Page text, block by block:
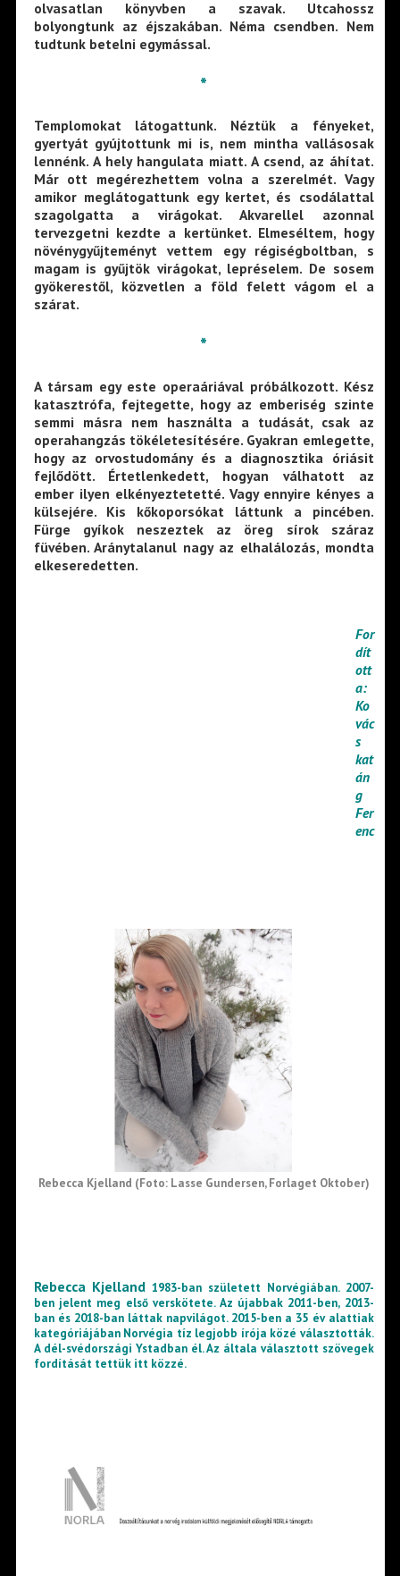
olvasatlan könyvben a szavak. Utcahossz
bolyongtunk az éjszakában. Néma csendben. Nem
tudtunk betelni egymással.
*
Templomokat látogattunk. Néztük a fényeket,
gyertyát gyújtottunk mi is, nem mintha vallásosak
lennénk. A hely hangulata miatt. A csend, az áhítat.
Már ott megérezhettem volna a szerelmét. Vagy
amikor meglátogattunk egy kertet, és csodálattal
szagolgatta a virágokat. Akvarellel azonnal
tervezgetni kezdte a kertünket. Elmeséltem, hogy
növénygyűjteményt vettem egy régiségboltban, s
magam is gyűjtök virágokat, lepréselem. De sosem
gyökerestől, közvetlen a föld felett vágom el a
szárat.
*
A társam egy este operaáriával próbálkozott. Kész
katasztrófa, fejtegette, hogy az emberiség szinte
semmi másra nem használta a tudását, csak az
operahangzás tökéletesítésére. Gyakran emlegette,
hogy az orvostudomány és a diagnosztika óriásit
fejlődött. Értetlenkedett, hogyan válhatott az
ember ilyen elkényeztetetté. Vagy ennyire kényes a
külsejére. Kis kőkoporsókat láttunk a pincében.
Fürge gyíkok neszeztek az öreg sírok száraz
füvében. Aránytalanul nagy az elhalálozás, mondta
elkeseredetten.
For
dít
ott
a:
Ko
vác
s
kat
án
g
Fer
enc
Rebecca Kjelland (Foto: Lasse Gundersen, Forlaget Oktober)
Rebecca Kjelland 1983-ban született Norvégiában. 2007-
ben jelent meg első verskötete. Az újabbak 2011-ben, 2013-
ban és 2018-ban láttak napvilágot. 2015-ben a 35 év alattiak
kategóriájában Norvégia tíz legjobb írója közé választották.
A dél-svédországi Ystadban él. Az általa választott szövegek
fordítását tettük itt közzé.